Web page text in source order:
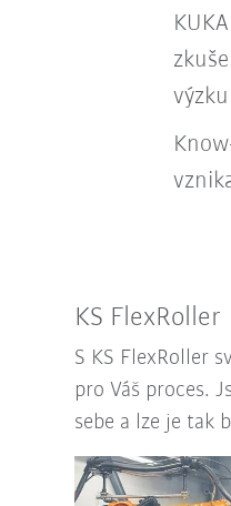
KS FlexRoller
S KS FlexRoller
pro Váš proces.
sebe a lze je tak